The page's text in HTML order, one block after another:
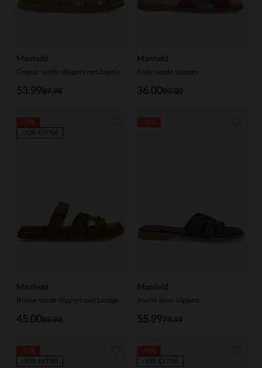
Manfield
Cognac suède slippers met bandje
89.98
53.99
Manfield
Rode suède slippers
90.00
36.00
Manfield
Bruine suède slippers met bandje
89.98
45.00
-10% EXTRA
Manfield
Bruine leren slippers
79.99
55.99
-10% EXTRA
-10% EXTRA